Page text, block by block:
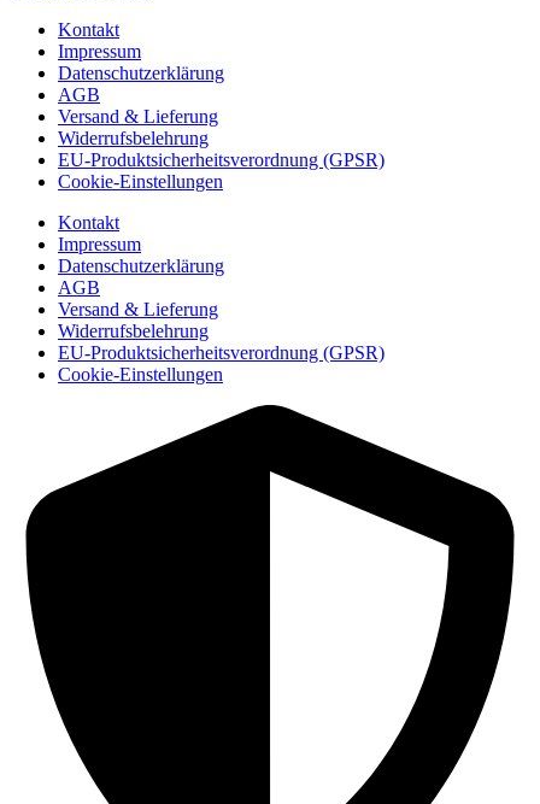
Kontakt
Impressum
Datenschutzerklärung
AGB
Versand & Lieferung
Widerrufsbelehrung
EU-Produktsicherheitsverordnung (GPSR)
Cookie-Einstellungen
Kontakt
Impressum
Datenschutzerklärung
AGB
Versand & Lieferung
Widerrufsbelehrung
EU-Produktsicherheitsverordnung (GPSR)
Cookie-Einstellungen